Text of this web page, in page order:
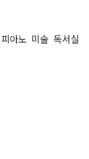
피아노 미술 독서실